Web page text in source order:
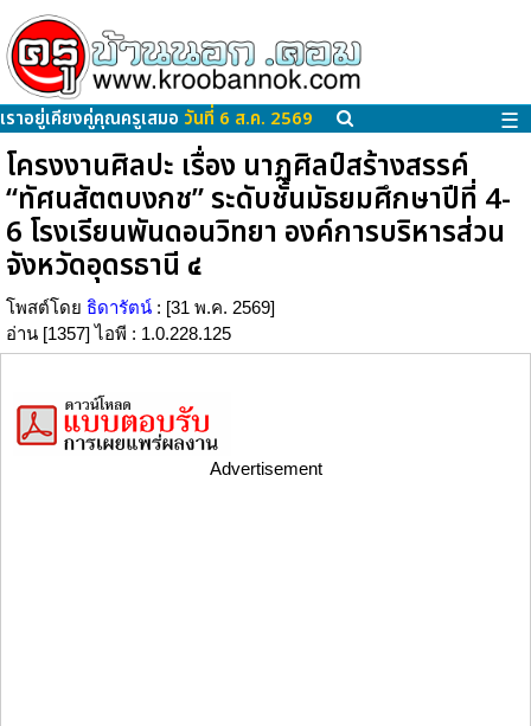
เราอยู่เคียงคู่คุณครูเสมอ วันที่ 6 ส.ค. 2569 ☰
โครงงานศิลปะ เรื่อง นาฏศิลป์สร้างสรรค์
“ทัศนสัตตบงกช” ระดับชั้นมัธยมศึกษาปีที่ 4-
6 โรงเรียนพันดอนวิทยา องค์การบริหารส่วน
จังหวัดอุดรธานี ๔
โพสต์โดย ธิดารัตน์ : [31 พ.ค. 2569]
อ่าน [1357] ไอพี : 1.0.228.125
Advertisement